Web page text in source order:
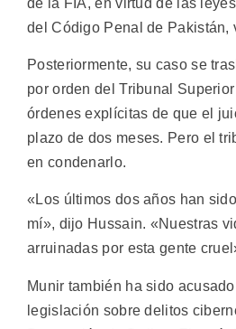
del Código Penal de Pakistán,
Posteriormente, su caso se
por orden del Tribunal
órdenes explícitas de que el
plazo de dos meses. Pero el
en condenarlo.
«Los últimos dos años han
mí», dijo Hussain. «Nuestras
arruinadas por esta gente
Munir también ha sido
legislación sobre delitos